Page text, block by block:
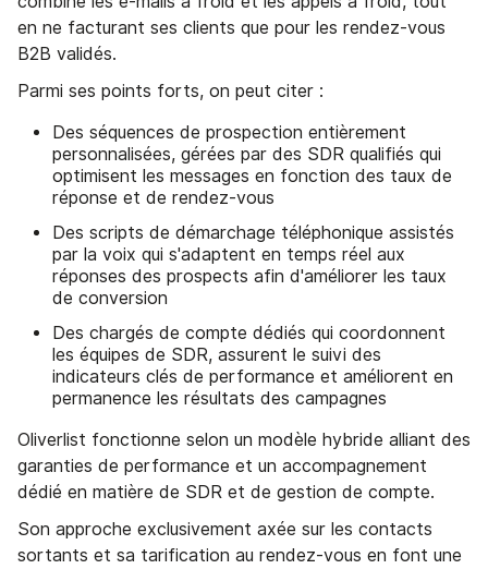
en ne facturant ses clients que pour les rendez-vous
B2B validés.
Parmi ses points forts, on peut citer :
Des séquences de prospection entièrement
personnalisées, gérées par des SDR qualifiés qui
optimisent les messages en fonction des taux de
réponse et de rendez-vous
Des scripts de démarchage téléphonique assistés
par la voix qui s'adaptent en temps réel aux
réponses des prospects afin d'améliorer les taux
de conversion
Des chargés de compte dédiés qui coordonnent
les équipes de SDR, assurent le suivi des
indicateurs clés de performance et améliorent en
permanence les résultats des campagnes
Oliverlist fonctionne selon un modèle hybride alliant des
garanties de performance et un accompagnement
dédié en matière de SDR et de gestion de compte.
Son approche exclusivement axée sur les contacts
sortants et sa tarification au rendez-vous en font une